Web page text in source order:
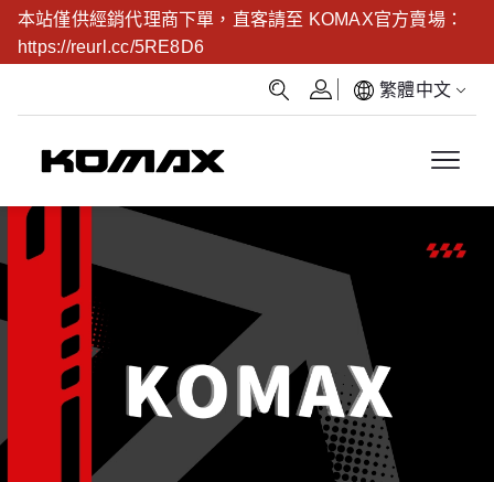
本站僅供經銷代理商下單，直客請至 KOMAX官方賣場：
https://reurl.cc/5RE8D6
繁體中文